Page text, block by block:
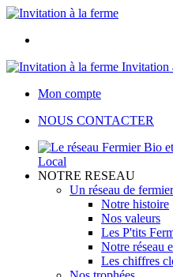
Invitation
Mon compte
NOUS CONTACTER
Local
NOTRE RESEAU
Un réseau de
Notre histoire
Nos valeurs
Les P'tits
Notre réseau
Les chiffres